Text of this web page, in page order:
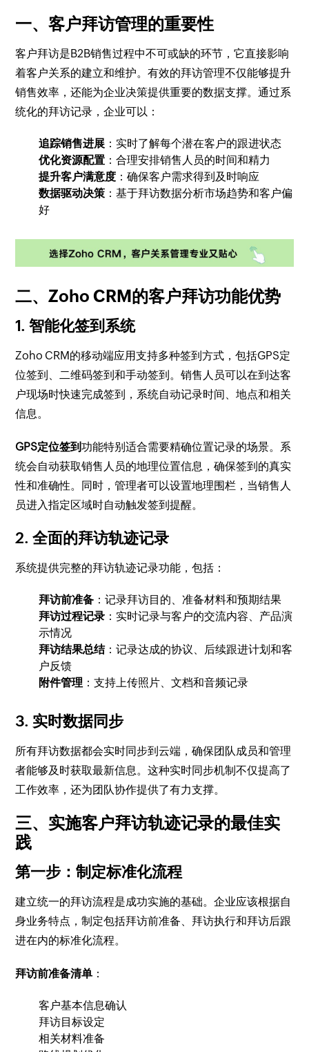
一、客户拜访管理的重要性
客户拜访是B2B销售过程中不可或缺的环节，它直接影响
着客户关系的建立和维护。有效的拜访管理不仅能够提升
销售效率，还能为企业决策提供重要的数据支撑。通过系
统化的拜访记录，企业可以：
追踪销售进展 ：实时了解每个潜在客户的跟进状态
优化资源配置 ：合理安排销售人员的时间和精力
提升客户满意度 ：确保客户需求得到及时响应
数据驱动决策 ：基于拜访数据分析市场趋势和客户偏
好
二、Zoho CRM的客户拜访功能优势
1. 智能化签到系统
Zoho CRM的移动端应用支持多种签到方式，包括GPS定
位签到、二维码签到和手动签到。销售人员可以在到达客
户现场时快速完成签到，系统自动记录时间、地点和相关
信息。
GPS定位签到功能特别适合需要精确位置记录的场景。系
统会自动获取销售人员的地理位置信息，确保签到的真实
性和准确性。同时，管理者可以设置地理围栏，当销售人
员进入指定区域时自动触发签到提醒。
2. 全面的拜访轨迹记录
系统提供完整的拜访轨迹记录功能，包括：
拜访前准备 ：记录拜访目的、准备材料和预期结果
拜访过程记录 ：实时记录与客户的交流内容、产品演
示情况
拜访结果总结：记录达成的协议、后续跟进计划和客
户反馈
附件管理 ：支持上传照片、文档和音频记录
3. 实时数据同步
所有拜访数据都会实时同步到云端，确保团队成员和管理
者能够及时获取最新信息。这种实时同步机制不仅提高了
工作效率，还为团队协作提供了有力支撑。
三、实施客户拜访轨迹记录的最佳实
践
第一步：制定标准化流程
建立统一的拜访流程是成功实施的基础。企业应该根据自
身业务特点，制定包括拜访前准备、拜访执行和拜访后跟
进在内的标准化流程。
拜访前准备清单 ：
客户基本信息确认
拜访目标设定
相关材料准备